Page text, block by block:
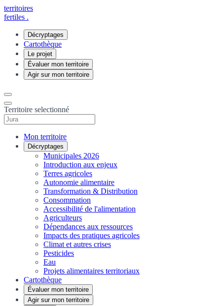
territoires
fertiles .
Décryptages
Cartothèque
Le projet
Évaluer mon territoire
Agir sur mon territoire
Territoire selectionné
Mon territoire
Décryptages
Municipales 2026
Introduction aux enjeux
Terres agricoles
Autonomie alimentaire
Transformation & Distribution
Consommation
Accessibilité de l'alimentation
Agriculteurs
Dépendances aux ressources
Impacts des pratiques agricoles
Climat et autres crises
Pesticides
Eau
Projets alimentaires territoriaux
Cartothèque
Évaluer mon territoire
Agir sur mon territoire